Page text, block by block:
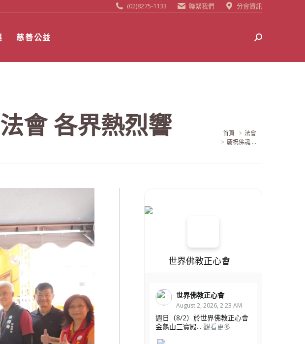
(02)8275-1133 聯繫我們 分會資訊
慈善公益 Search:
會 各界熱烈響 當前位置:首頁
法會
慶祝佛誕 ...
世界佛教正心會
世界佛教正心會
August 2, 2026, 2:23 AM
週日（8/2）於世界佛教正心會
金龜山三寶殿... 觀看更多